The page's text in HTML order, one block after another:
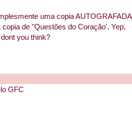
uma copia AUTOGRAFADA
de "Questões do Coração'. Yep,
you think?
GFC